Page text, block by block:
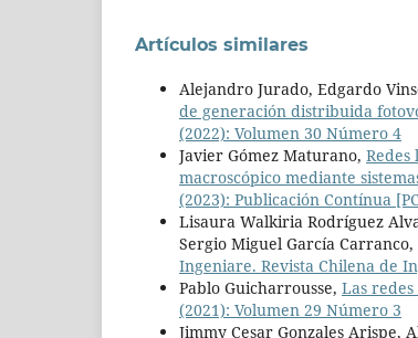
Artículos similares
Alejandro Jurado, Edgardo
de generación distribuida
(2022): Volumen 30 Número 4
Javier Gómez Maturano,
macroscópico mediante
(2023): Publicación Contínua
Lisaura Walkiria Rodríguez
Sergio Miguel García Carranco,
Ingeniare. Revista Chilena de
Pablo Guicharrousse, Las
(2021): Volumen 29 Número 3
Jimmy Cesar Gonzales Arispe,